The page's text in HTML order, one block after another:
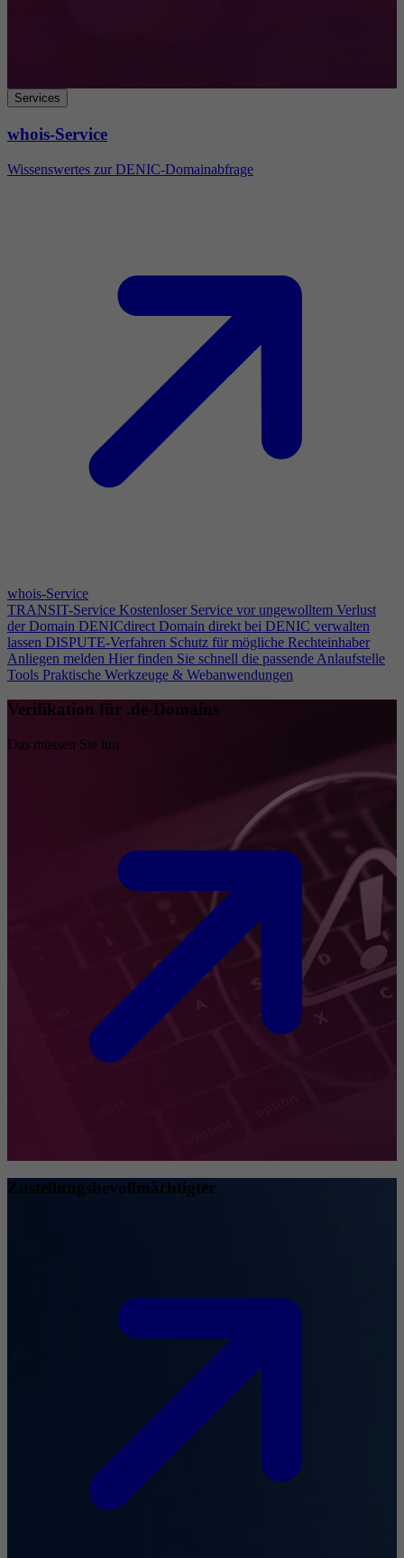
Services
whois-Service
Wissenswertes zur DENIC-Domainabfrage
whois-Service
TRANSIT-Service Kostenloser Service vor ungewolltem Verlust
der Domain DENICdirect Domain direkt bei DENIC verwalten
lassen DISPUTE-Verfahren Schutz für mögliche Rechteinhaber
Anliegen melden Hier finden Sie schnell die passende Anlaufstelle
Tools Praktische Werkzeuge & Webanwendungen
Verifikation für .de-Domains
Das müssen Sie tun
Zustellungsbevollmächtigter